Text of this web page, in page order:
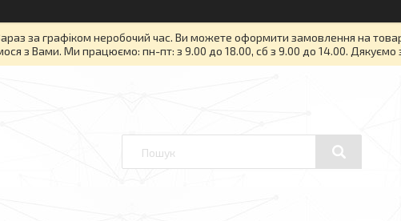
за графіком неробочий час. Ви можете оформити замовлення на
з Вами. Ми працюємо: пн-пт: з 9.00 до 18.00, сб з 9.00 до 14.00. Дякуємо